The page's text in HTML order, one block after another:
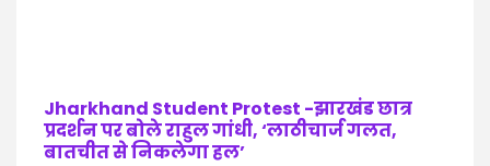
Jharkhand Student Protest -झारखंड छात्र
प्रदर्शन पर बोले राहुल गांधी, ‘लाठीचार्ज गलत,
बातचीत से निकलेगा हल’